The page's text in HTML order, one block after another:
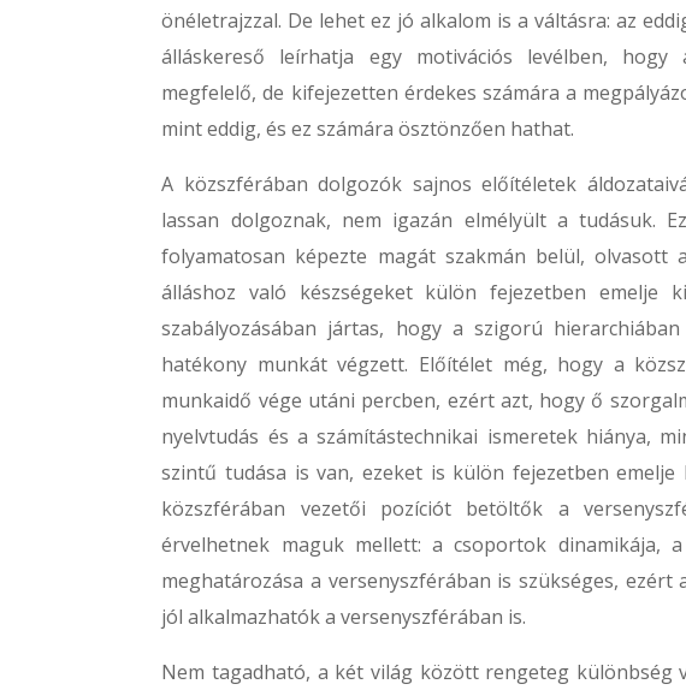
önéletrajzzal. De lehet ez jó alkalom is a váltásra: az
álláskereső leírhatja egy motivációs levélben, hogy
megfelelő, de kifejezetten érdekes számára a
mint eddig, és ez számára ösztönzően hathat.
A közszférában dolgozók sajnos előítéletek
lassan dolgoznak, nem igazán elmélyült a tudásuk.
folyamatosan képezte magát szakmán belül, olvasott
álláshoz való készségeket külön fejezetben
szabályozásában jártas, hogy a szigorú
hatékony munkát végzett. Előítélet még, hogy a
munkaidő vége utáni percben, ezért azt, hogy ő
nyelvtudás és a számítástechnikai ismeretek hiánya,
szintű tudása is van, ezeket is külön fejezetben
közszférában vezetői pozíciót betöltők a
érvelhetnek maguk mellett: a csoportok dinamikája,
meghatározása a versenyszférában is szükséges,
jól alkalmazhatók a versenyszférában is.
Nem tagadható, a két világ között rengeteg különbség